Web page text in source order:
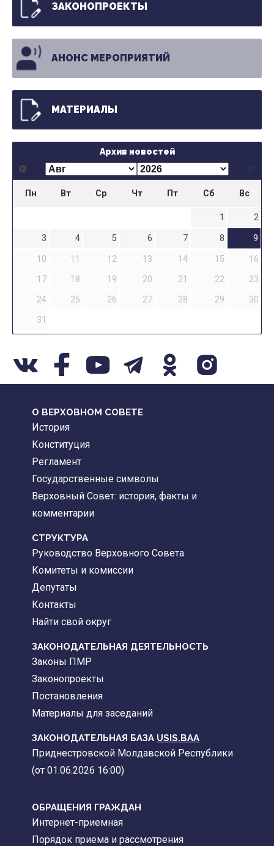
ЗАКОНОПРОЕКТЫ
АНОНС МЕРОПРИЯТИЙ
МАТЕРИАЛЫ
Архив новостей
Пн Вт Ср Чт Пт Сб Вс
1
2
3
4 5 6 7 8
9
10
11 12 13 14 15
16
17
18 19 20 21 22
23
24
25 26 27 28 29
30
31
О ВЕРХОВНОМ СОВЕТЕ
История
Конституция
Регламент
Государственные символы
Верховный Совет: история, факты и
комментарии
CТРУКТУРА
Руководство Верховного Совета
Комитеты и комиссии
Депутаты
Контакты
Найти свой округ
ЗАКОНОДАТЕЛЬНАЯ ДЕЯТЕЛЬНОСТЬ
Законы ПМР
Законопроекты
Постановления
Материалы для заседаний
ЗАКОНОДАТЕЛЬНАЯ БАЗА USIS.BAA
Приднестровской Молдавской Республики
(от 01.06.2026 16:00)
ОБРАЩЕНИЯ ГРАЖДАН
Интернет-приемная
Порядок приема и рассмотрения